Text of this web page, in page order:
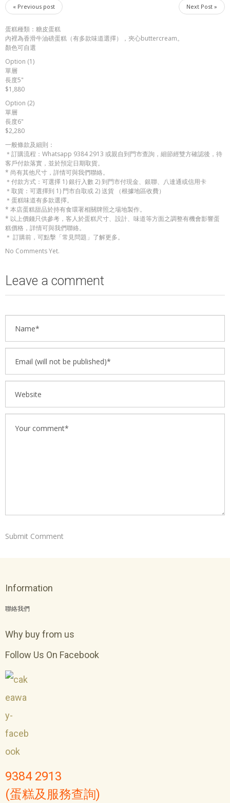
« Previous post Next Post »
蛋糕種類：糖皮蛋糕
內裡為香滑牛油磅蛋糕（有多款味道選擇），夾心buttercream。
顏色可自選
Option (1)
單層
長度5"
$1,880
Option (2)
單層
長度6"
$2,280
一般條款及細則：
＊訂購流程：Whatsapp 9384 2913 或親自到門市查詢，細節經雙方確認後，待
客戶付款落實，並於預定日期取貨。
* 尚有其他尺寸，詳情可與我們聯絡。
＊付款方式：可選擇 1) 銀行入數 2) 到門市付現金、銀聯、八達通或信用卡
＊取貨：可選擇到 1) 門市自取或 2) 送貨 （根據地區收費）
＊蛋糕味道有多款選擇。
* 本店蛋糕甜品於持有食環署相關牌照之場地製作。
* 以上價錢只供參考，客人於蛋糕尺寸、設計、味道等方面之調整有機會影響蛋
糕價格，詳情可與我們聯絡。
＊ 訂購前，可點擊「常見問題」了解更多。
No Comments Yet.
Leave a comment
Information
聯絡我們
Why buy from us
Follow Us On Facebook
9384 2913
(蛋糕及服務查詢)